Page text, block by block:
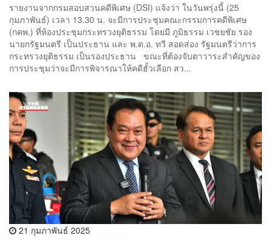
รายงานจากกรมสอบสวนคดีพิเศษ (DSI) แจ้งว่า ในวันพรุ่งนี้ (25
กุมภาพันธ์) เวลา 13.30 น. จะมีการประชุมคณะกรรมการคดีพิเศษ
(กคพ.) ที่ห้องประชุมกระทรวงยุติธรรม โดยมี ภูมิธรรม เวชยชัย รอง
นายกรัฐมนตรี เป็นประธาน และ พ.ต.อ. ทวี สอดส่อง รัฐมนตรีว่าการ
กระทรวงยุติธรรม เป็นรองประธาน ขณะที่ต้องจับตาวาระสำคัญของ
การประชุมว่าจะมีการพิจารณาให้คดีฮั้วเลือก สว...
21 กุมภาพันธ์ 2025